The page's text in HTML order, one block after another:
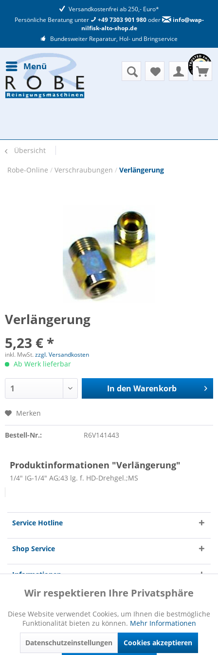
Versandkostenfrei ab 250,- Euro*
Persönliche Beratung unter
+49 7303 901 980oder
info@wap-
nilfisk-alto-shop.de
Bundesweiter Reparatur, Hol- und Bringservice
Menü
Übersicht
Robe-Online / Verschraubungen / Verlängerung
Verlängerung
5,23 € *
inkl. MwSt. zzgl. Versandkosten
Ab Werk lieferbar
In den Warenkorb
Merken
Bestell-Nr.: R6V141443
Produktinformationen "Verlängerung"
1/4" IG-1/4" AG;43 lg. f. HD-Drehgel.;MS
Service Hotline
Shop Service
Informationen
Nachnahmegebühren, wenn nicht anders beschrieben
Copyright © 2020 ROBE GmbH
Funktionale Aktiv
Marketing Inaktiv
Inaktiv
Wir respektieren Ihre Privatsphäre
Diese Website verwendet Cookies, um Ihnen die bestmögliche
Funktionalität bieten zu können. Mehr Informationen
Datenschutzeinstellungen Cookies akzeptieren